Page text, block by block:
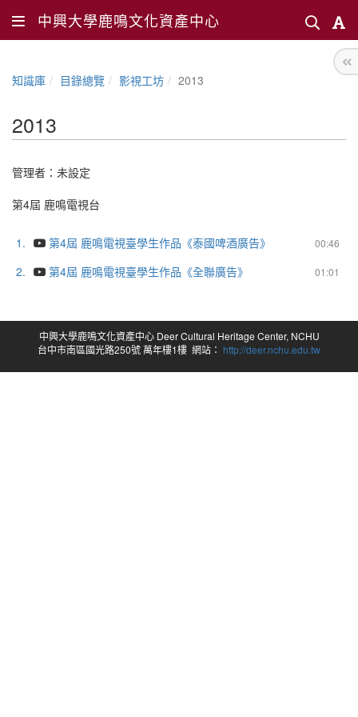
中興大學鹿鳴文化資產中心
知識庫 目錄總覽 影視工坊 2013
2013
管理者：未設定
第4屆 鹿鳴電視台
1. 00:46
第4屆 鹿鳴電視臺學生作品《泰國啤酒廣告》
2.
01:01
第4屆 鹿鳴電視臺學生作品《全聯廣告》
中興大學鹿鳴文化資產中心 Deer Cultural Heritage Center, NCHU
台中市南區國光路250號 萬年樓1樓 網站： http://deer.nchu.edu.tw